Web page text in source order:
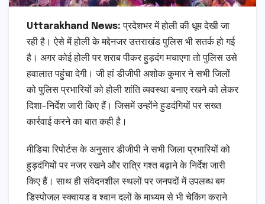
Uttarakhand News: प्रदेशभर में होली की धूम देखी जा
रही है। ऐसे में होली के मद्देनजर उत्तराखंड पुलिस भी सतर्क हो गई
है। अगर कोई होली पर शराब पीकर हुड़दंग मचाएगा तो पुलिस उसे
हवालात पहुंचा देगी। जी हां डीजीपी अशोक कुमार ने सभी जिलों
को पुलिस प्रभारियों को होली शांति व्यवस्था बनाए रखने को लेकर
दिशा-निर्देश जारी किए हैं। जिसमें उन्होंने हुडदंगियों पर सख्त
कार्रवाई करने का बात कही है।
मीडिया रिपोर्टस के अनुसार डीजीपी ने सभी जिला प्रभारियों को
हुड़दंगियों पर नजर रखने और रात्रि गश्त बढ़ाने के निर्देश जारी
किए हैं। साथ ही संवेदनशील स्थलों पर जनपदों में उपलब्ध बम
डिस्पोजल स्क्वायड व श्वान दलों के माध्यम से भी चेकिंग कराने